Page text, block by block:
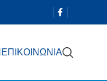
ΕΠΙΚΟΙΝΩΝΙΑ